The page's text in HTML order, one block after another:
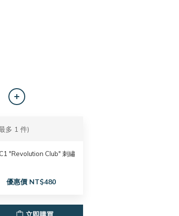
多 1 件)
"Revolution Club" 刺繡
優惠價 NT$480